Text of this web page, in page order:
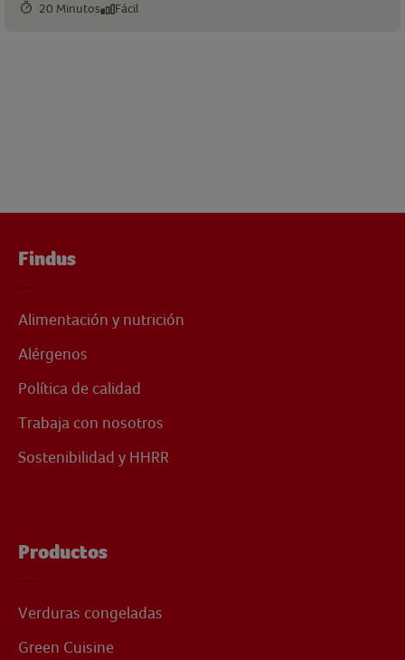
20 Minutos Fácil
Findus
Alimentación y nutrición
Alérgenos
Política de calidad
Trabaja con nosotros
Sostenibilidad y HHRR
Productos
Verduras congeladas
Green Cuisine